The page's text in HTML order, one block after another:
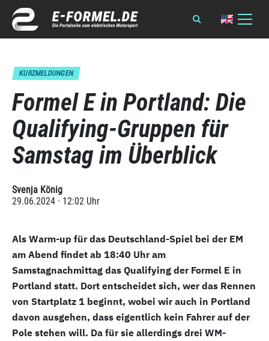
KURZMELDUNGEN
Formel E in Portland: Die
Qualifying-Gruppen für
Samstag im Überblick
Svenja König
29.06.2024 · 12:02 Uhr
Als Warm-up für das Deutschland-Spiel bei der EM
am Abend findet ab 18:40 Uhr am
Samstagnachmittag das Qualifying der Formel E in
Portland statt. Dort entscheidet sich, wer das Rennen
von Startplatz 1 beginnt, wobei wir auch in Portland
davon ausgehen, dass eigentlich kein Fahrer auf der
Pole stehen will. Da für sie allerdings drei WM-